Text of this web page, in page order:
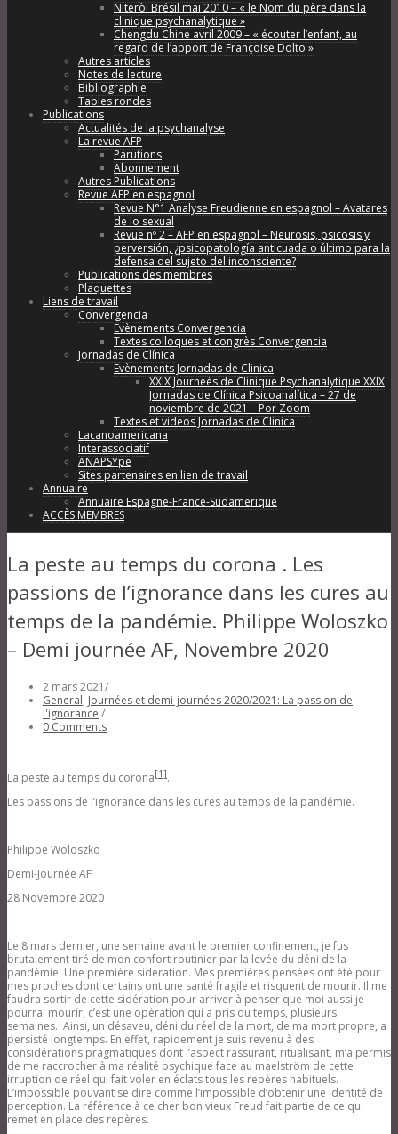
Niteròi Brésil mai 2010 – « le Nom du père dans la
clinique psychanalytique »
Chengdu Chine avril 2009 – « écouter l’enfant, au
regard de l’apport de Françoise Dolto »
Autres articles
Notes de lecture
Bibliographie
Tables rondes
Publications
Actualités de la psychanalyse
La revue AFP
Parutions
Abonnement
Autres Publications
Revue AFP en espagnol
Revue N°1 Analyse Freudienne en espagnol – Avatares
de lo sexual
Revue nº 2 – AFP en espagnol – Neurosis, psicosis y
perversión, ¿psicopatología anticuada o último para la
defensa del sujeto del inconsciente?
Publications des membres
Plaquettes
Liens de travail
Convergencia
Evènements Convergencia
Textes colloques et congrès Convergencia
Jornadas de Clínica
Evènements Jornadas de Clinica
XXIX Journeés de Clinique Psychanalytique XXIX
Jornadas de Clínica Psicoanalítica – 27 de
noviembre de 2021 – Por Zoom
Textes et videos Jornadas de Clinica
Lacanoamericana
Interassociatif
ANAPSYpe
Sites partenaires en lien de travail
Annuaire
Annuaire Espagne-France-Sudamerique
ACCÈS MEMBRES
La peste au temps du corona . Les
passions de l’ignorance dans les cures au
temps de la pandémie. Philippe Woloszko
– Demi journée AF, Novembre 2020
2 mars 2021/
General, Journées et demi-journées 2020/2021: La passion de
l'ignorance /
0 Comments
La peste au temps du corona[1].
Les passions de l’ignorance dans les cures au temps de la pandémie.
Philippe Woloszko
Demi-Journée AF
28 Novembre 2020
Le 8 mars dernier, une semaine avant le premier confinement, je fus
brutalement tiré de mon confort routinier par la levée du déni de la
pandémie. Une première sidération. Mes premières pensées ont été pour
mes proches dont certains ont une santé fragile et risquent de mourir. Il me
faudra sortir de cette sidération pour arriver à penser que moi aussi je
pourrai mourir, c’est une opération qui a pris du temps, plusieurs
semaines. Ainsi, un désaveu, déni du réel de la mort, de ma mort propre, a
persisté longtemps. En effet, rapidement je suis revenu à des
considérations pragmatiques dont l’aspect rassurant, ritualisant, m’a permis
de me raccrocher à ma réalité psychique face au maelström de cette
irruption de réel qui fait voler en éclats tous les repères habituels.
L’impossible pouvant se dire comme l’impossible d’obtenir une identité de
perception. La référence à ce cher bon vieux Freud fait partie de ce qui
remet en place des repères.